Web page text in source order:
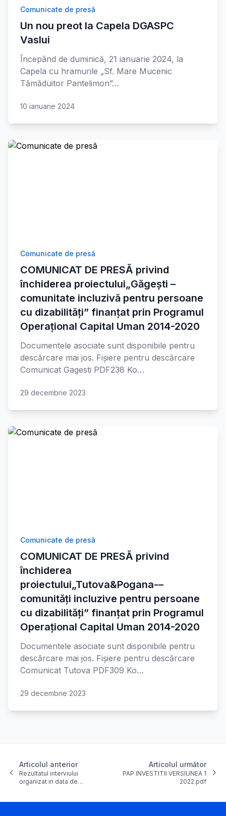
Comunicate de presă
Un nou preot la Capela DGASPC
Vaslui
Începând de duminică, 21 ianuarie 2024, la
Capela cu hramurile „Sf. Mare Mucenic
Tămăduitor Pantelimon”…
10 ianuarie 2024
Comunicate de presă
COMUNICAT DE PRESĂ privind
închiderea proiectului„Găgești –
comunitate incluzivă pentru persoane
cu dizabilități” finanțat prin Programul
Operațional Capital Uman 2014-2020
Documentele asociate sunt disponibile pentru
descărcare mai jos. Fișiere pentru descărcare
Comunicat Gagesti PDF238 Ko…
29 decembrie 2023
Comunicate de presă
COMUNICAT DE PRESĂ privind
închiderea
proiectului„Tutova&Pogana-–
comunități incluzive pentru persoane
cu dizabilități” finanțat prin Programul
Operațional Capital Uman 2014-2020
Documentele asociate sunt disponibile pentru
descărcare mai jos. Fișiere pentru descărcare
Comunicat Tutova PDF309 Ko…
29 decembrie 2023
Articolul anterior
Rezultatul interviului
organizat in data de…
Articolul următor
PAP INVESTITII VERSIUNEA 1
2022.pdf